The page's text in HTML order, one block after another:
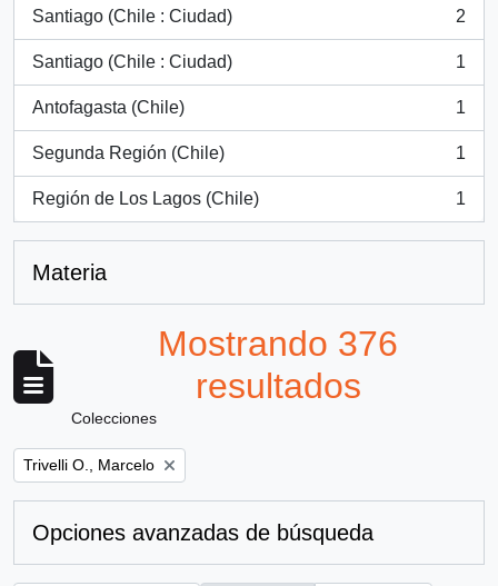
Santiago (Chile : Ciudad)
, 2 resultados
2
Santiago (Chile : Ciudad)
, 1 resultados
1
Antofagasta (Chile)
, 1 resultados
1
Segunda Región (Chile)
, 1 resultados
1
Región de Los Lagos (Chile)
, 1 resultados
1
Materia
Mostrando 376
resultados
Colecciones
Remove filter:
Trivelli O., Marcelo
Opciones avanzadas de búsqueda